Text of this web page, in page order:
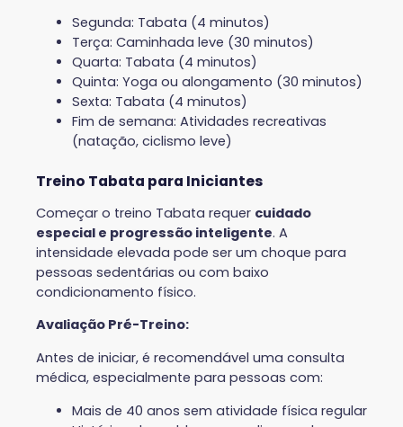
Segunda: Tabata (4 minutos)
Terça: Caminhada leve (30 minutos)
Quarta: Tabata (4 minutos)
Quinta: Yoga ou alongamento (30 minutos)
Sexta: Tabata (4 minutos)
Fim de semana: Atividades recreativas
(natação, ciclismo leve)
Treino Tabata para Iniciantes
Começar o treino Tabata requer cuidado
especial e progressão inteligente. A
intensidade elevada pode ser um choque para
pessoas sedentárias ou com baixo
condicionamento físico.
Avaliação Pré-Treino:
Antes de iniciar, é recomendável uma consulta
médica, especialmente para pessoas com:
Mais de 40 anos sem atividade física regular